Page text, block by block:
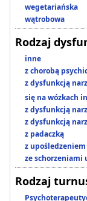
wegetariańska
wątrobowa
Rodzaj
inne
z chorobą
z dysfunkcją
się na wózkach
z dysfunkcją
z dysfunkcją
z padaczką
z
ze schorzeniami
Rodzaj